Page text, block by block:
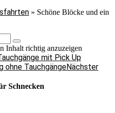
» Schöne Blöcke und ein
Inhalt richtig anzuzeigen
mit Pick Up
ohne TauchgängeNächster
Schnecken